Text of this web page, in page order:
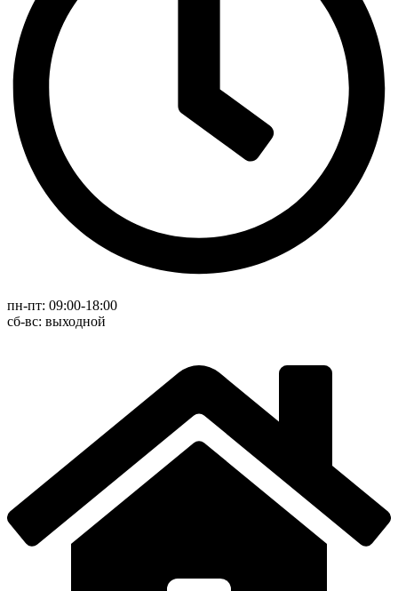
пн-пт: 09:00-18:00
cб-вс: выходной